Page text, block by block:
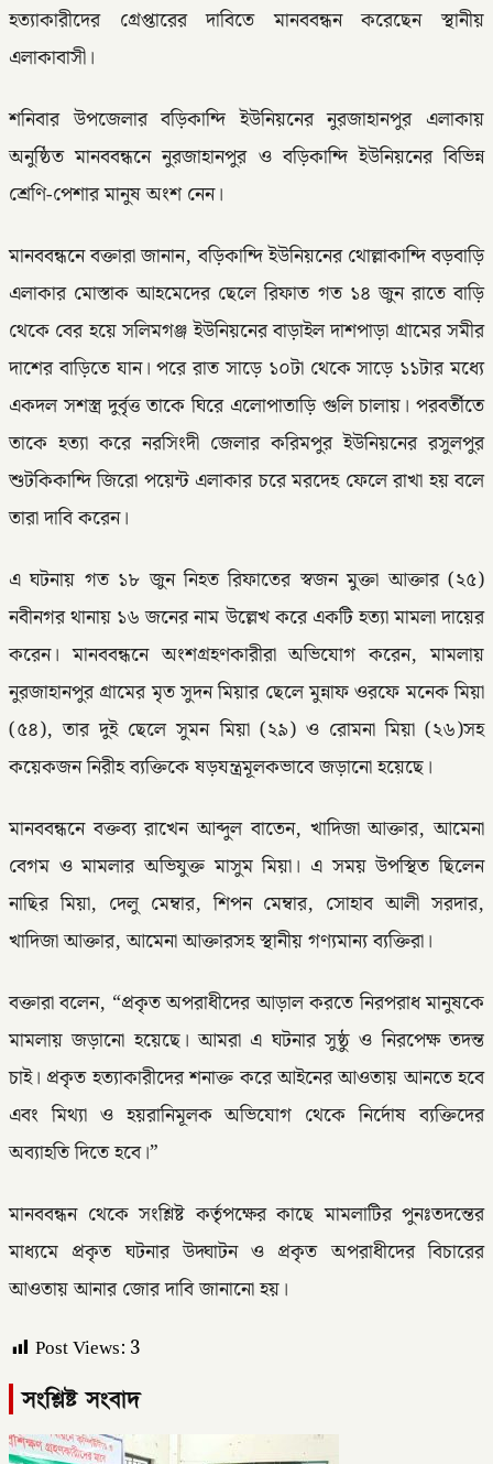
হত্যাকারীদের গ্রেপ্তারের দাবিতে মানববন্ধন করেছেন স্থানীয়
এলাকাবাসী।
শনিবার উপজেলার বড়িকান্দি ইউনিয়নের নুরজাহানপুর এলাকায়
অনুষ্ঠিত মানববন্ধনে নুরজাহানপুর ও বড়িকান্দি ইউনিয়নের বিভিন্ন
শ্রেণি-পেশার মানুষ অংশ নেন।
মানববন্ধনে বক্তারা জানান, বড়িকান্দি ইউনিয়নের থোল্লাকান্দি বড়বাড়ি
এলাকার মোস্তাক আহমেদের ছেলে রিফাত গত ১৪ জুন রাতে বাড়ি
থেকে বের হয়ে সলিমগঞ্জ ইউনিয়নের বাড়াইল দাশপাড়া গ্রামের সমীর
দাশের বাড়িতে যান। পরে রাত সাড়ে ১০টা থেকে সাড়ে ১১টার মধ্যে
একদল সশস্ত্র দুর্বৃত্ত তাকে ঘিরে এলোপাতাড়ি গুলি চালায়। পরবর্তীতে
তাকে হত্যা করে নরসিংদী জেলার করিমপুর ইউনিয়নের রসুলপুর
শুটকিকান্দি জিরো পয়েন্ট এলাকার চরে মরদেহ ফেলে রাখা হয় বলে
তারা দাবি করেন।
এ ঘটনায় গত ১৮ জুন নিহত রিফাতের স্বজন মুক্তা আক্তার (২৫)
নবীনগর থানায় ১৬ জনের নাম উল্লেখ করে একটি হত্যা মামলা দায়ের
করেন। মানববন্ধনে অংশগ্রহণকারীরা অভিযোগ করেন, মামলায়
নুরজাহানপুর গ্রামের মৃত সুদন মিয়ার ছেলে মুন্নাফ ওরফে মনেক মিয়া
(৫৪), তার দুই ছেলে সুমন মিয়া (২৯) ও রোমনা মিয়া (২৬)সহ
কয়েকজন নিরীহ ব্যক্তিকে ষড়যন্ত্রমূলকভাবে জড়ানো হয়েছে।
মানববন্ধনে বক্তব্য রাখেন আব্দুল বাতেন, খাদিজা আক্তার, আমেনা
বেগম ও মামলার অভিযুক্ত মাসুম মিয়া। এ সময় উপস্থিত ছিলেন
নাছির মিয়া, দেলু মেম্বার, শিপন মেম্বার, সোহাব আলী সরদার,
খাদিজা আক্তার, আমেনা আক্তারসহ স্থানীয় গণ্যমান্য ব্যক্তিরা।
বক্তারা বলেন, “প্রকৃত অপরাধীদের আড়াল করতে নিরপরাধ মানুষকে
মামলায় জড়ানো হয়েছে। আমরা এ ঘটনার সুষ্ঠু ও নিরপেক্ষ তদন্ত
চাই। প্রকৃত হত্যাকারীদের শনাক্ত করে আইনের আওতায় আনতে হবে
এবং মিথ্যা ও হয়রানিমূলক অভিযোগ থেকে নির্দোষ ব্যক্তিদের
অব্যাহতি দিতে হবে।”
মানববন্ধন থেকে সংশ্লিষ্ট কর্তৃপক্ষের কাছে মামলাটির পুনঃতদন্তের
মাধ্যমে প্রকৃত ঘটনার উদ্ঘাটন ও প্রকৃত অপরাধীদের বিচারের
আওতায় আনার জোর দাবি জানানো হয়।
Post Views: 3
সংশ্লিষ্ট সংবাদ